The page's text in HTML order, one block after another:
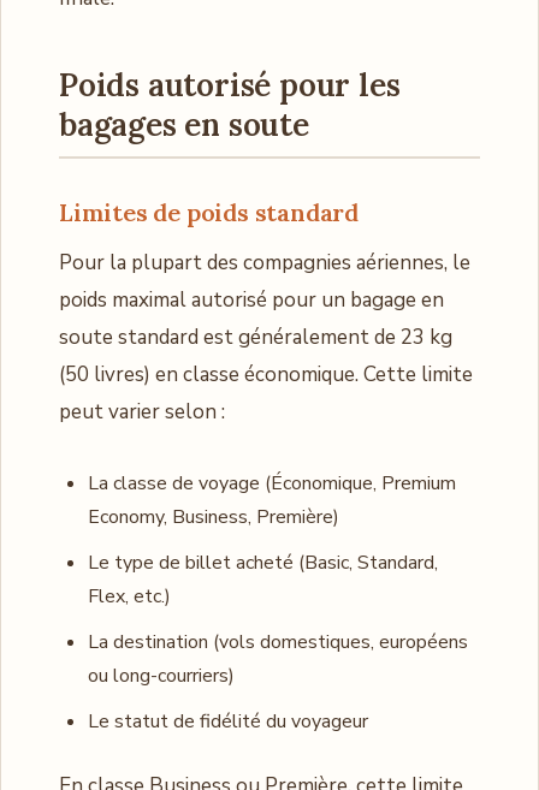
Poids autorisé pour les
bagages en soute
Limites de poids standard
Pour la plupart des compagnies aériennes, le
poids maximal autorisé pour un bagage en
soute standard est généralement de 23 kg
(50 livres) en classe économique. Cette limite
peut varier selon :
La classe de voyage (Économique, Premium
Economy, Business, Première)
Le type de billet acheté (Basic, Standard,
Flex, etc.)
La destination (vols domestiques, européens
ou long-courriers)
Le statut de fidélité du voyageur